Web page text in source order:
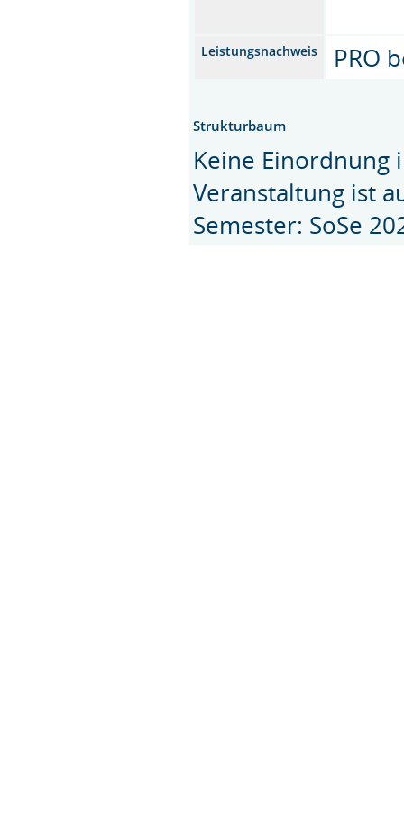
Leistungsnachweis PRO
Strukturbaum
Keine Einordnung
Veranstaltung ist
Semester: SoSe